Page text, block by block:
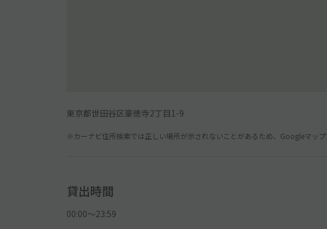
東京都世田谷区豪徳寺2丁目1-9
※カーナビ住所検索では正しい場所が示されないことがあるため、Googleマップ
貸出時間
00:00〜23:59